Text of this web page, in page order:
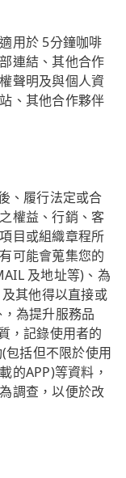
用於 5分鐘咖啡
連結、其他合作
聲明及與個人資
、其他合作夥伴
、履行法定或合
權益、行銷、客
目或組織章程所
可能會蒐集您的
及地址等)、為
其他得以直接或
為提升服務品
，記錄使用者的
包括但不限於使用
的APP)等資料，
調查，以便於改